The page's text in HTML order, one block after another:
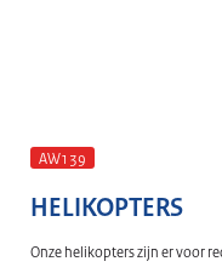
AW139
HELIKOPTERS
Onze helikopters zijn er voor